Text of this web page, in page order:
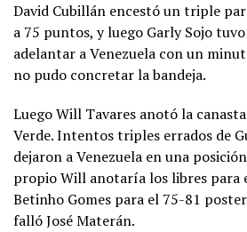
David Cubillán encestó un triple
a 75 puntos, y luego Garly Sojo
adelantar a Venezuela con un
no pudo concretar la bandeja.
Luego Will Tavares anotó la
Verde. Intentos triples errados de
dejaron a Venezuela en una
propio Will anotaría los libres para
Betinho Gomes para el 75-81
falló José Materán.